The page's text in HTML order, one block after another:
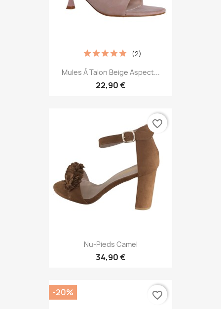
Mules À Talon Beige Aspect...
22,90 €
(2)
Nu-Pieds Camel
34,90 €
favorite_border
-20% favorite_border